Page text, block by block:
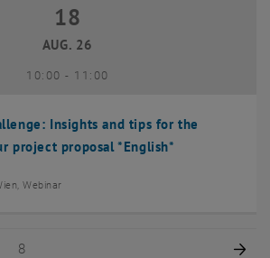
Insights and tips for the
project proposal *English*
18 August 2026
18
AUG. 26
10:00- bis
11:00
Webinar
8
Seite 8 von 8
8